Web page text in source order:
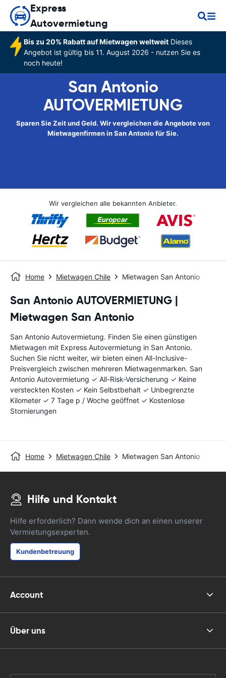
Express
Autovermietung
Bis zu 20% Rabatt auf Mietwagen weltweitDieses
Angebot ist gültig bis 11. August 2026 - nutzen Sie es
noch heute!
San Antonio
AUTOVERMIETUNG
Sparen Sie Zeit und Geld. Wir vergleichen die Angebote von
Mietwagenfirmen in San Antonio für Sie.
Wir vergleichen alle bekannten Anbieter.
Home Mietwagen Chile Mietwagen San Antonio
San Antonio AUTOVERMIETUNG |
Mietwagen San Antonio
San Antonio Autovermietung. Finden Sie einen günstigen
Mietwagen mit Express Autovermietung in San Antonio.
Suchen Sie nicht weiter, wir bieten einen All-Inclusive-
Preisvergleich zwischen mehreren Mietwagenmarken. San
Antonio Autovermietung ✓ All-Risk-Versicherung ✓ Keine
versteckten Kosten ✓ Kein Selbstbehalt ✓ Unbegrenzte
Kilometer ✓ 7 Tage p / Woche geöffnet ✓ Kostenlose
Stornierungen
Home Mietwagen Chile Mietwagen San Antonio
Hilfe und Kontakt
Hilfe erforderlich? Dann wende dich an einen unserer
Vermietungsexperten.
Kundenbetreuung
Account
Über uns